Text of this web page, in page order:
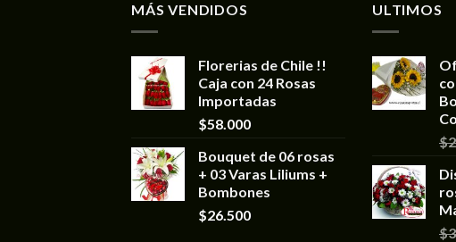
MÁS VENDIDOS
Florerias de Chile !!
Caja con 24 Rosas
Importadas
$58.000
Bouquet de 06 rosas
+ 03 Varas Liliums +
Bombones
$26.500
ULTIMOS
$
$